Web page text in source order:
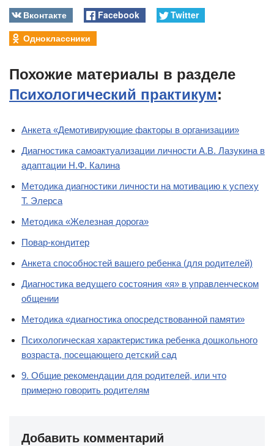
Вконтакте Facebook
Twitter
Одноклассники
Похожие материалы в разделе
Психологический практикум:
Анкета «Демотивирующие факторы в организации»
Диагностика самоактуализации личности А.В. Лазукина в
адаптации Н.Ф. Калина
Методика диагностики личности на мотивацию к успеху
Т. Элерса
Методика «Железная дорога»
Повар-кондитер
Анкета способностей вашего ребенка (для родителей)
Диагностика ведущего состояния «я» в управленческом
общении
Методика «диагностика опосредствованной памяти»
Психологическая характеристика ребенка дошкольного
возраста, посещающего детский сад
9. Общие рекомендации для родителей, или что
примерно говорить родителям
Добавить комментарий